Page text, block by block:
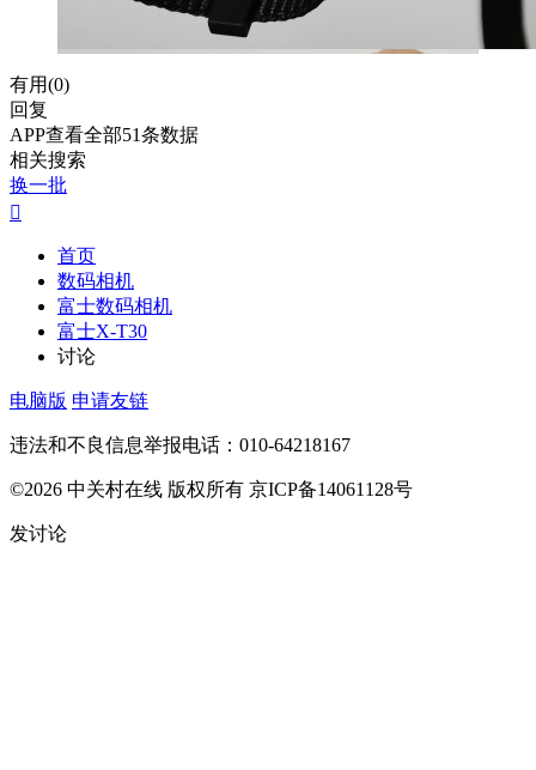
有用(0)
回复
APP查看全部51条数据
相关搜索
换一批

首页
数码相机
富士数码相机
富士X-T30
讨论
电脑版 申请友链
违法和不良信息举报电话：010-64218167
©2026 中关村在线 版权所有 京ICP备14061128号
发讨论